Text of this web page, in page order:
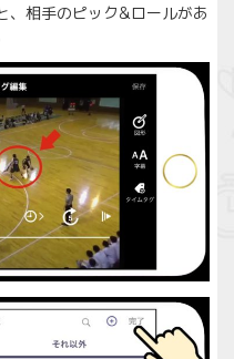
、相手のピック&ロールがあ